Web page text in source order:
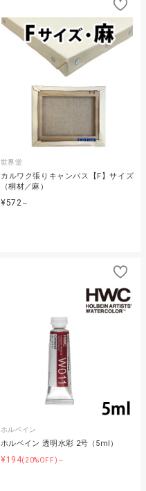
世界堂
カルワク張りキャンバス【F】サイズ
（桐材／麻）
¥572～
ホルベイン
ホルベイン 透明水彩 2号（5ml）
¥194(20%OFF)～